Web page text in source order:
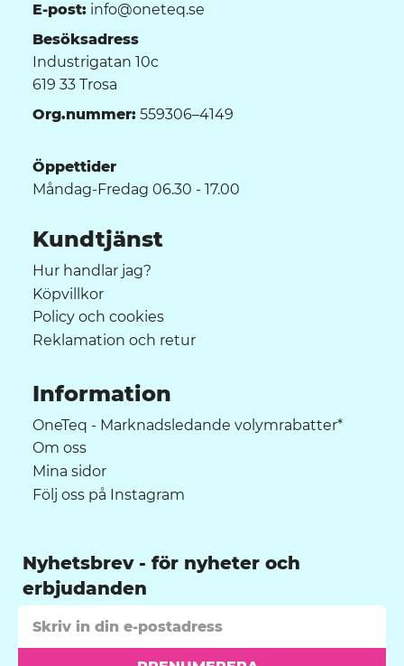
E-post: info@oneteq.se
Besöksadress
Industrigatan 10c
619 33 Trosa
Org.nummer: 559306–4149
Öppettider
Måndag-Fredag 06.30 - 17.00
Kundtjänst
Hur handlar jag?
Köpvillkor
Policy och cookies
Reklamation och retur
Information
OneTeq - Marknadsledande volymrabatter*
Om oss
Mina sidor
Följ oss på Instagram
Nyhetsbrev